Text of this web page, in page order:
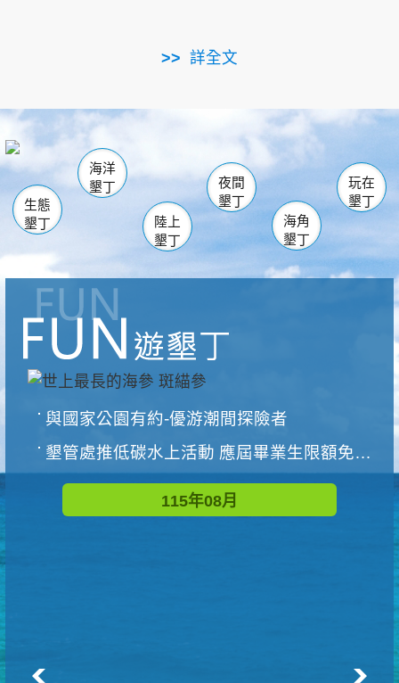
詳全文
南仁湖
海生館
恆春 佳樂水
龍鑾潭自然中心 森林遊樂區
瓊麻館
關山 墾管處遊客中心
社頂公園 風吹沙
船帆石
白砂 龍磐公園
香蕉灣
砂島
鵝鑾鼻
生態
墾丁
海洋
墾丁
陸上
墾丁
夜間
墾丁
海角
墾丁
玩在
墾丁
與國家公園有約-優游潮間探險者
墾管處推低碳水上活動 應屆畢業生限額免費參加
115年08月